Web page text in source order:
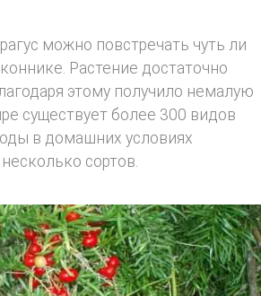
можно повстречать чуть ли
Растение достаточно
этому получило немалую
существует более 300 видов
в домашних условиях
сортов.